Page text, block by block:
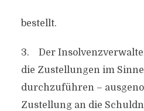
bestellt.
3. Der
die Zustellungen im Sinne
durchzuführen –
Zustellung an die